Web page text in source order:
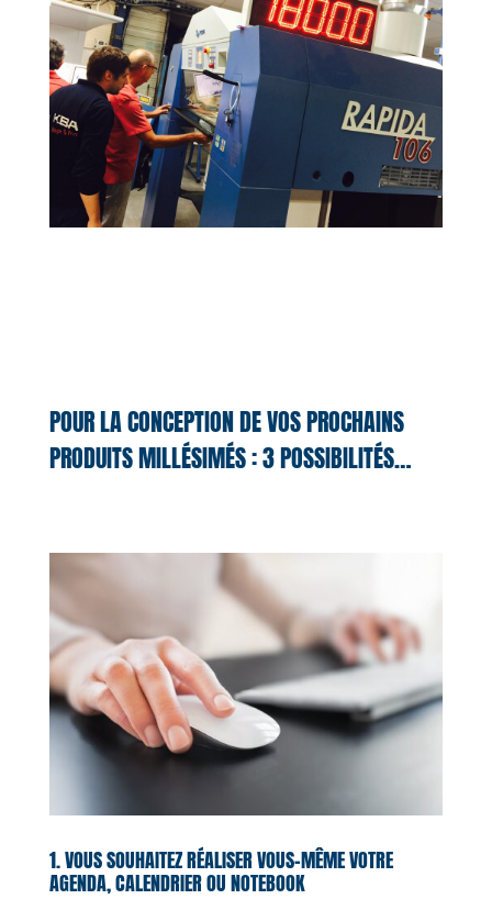
POUR LA CONCEPTION DE VOS PROCHAINS
PRODUITS MILLÉSIMÉS : 3 POSSIBILITÉS…
1. VOUS SOUHAITEZ RÉALISER VOUS-MÊME VOTRE
AGENDA, CALENDRIER OU NOTEBOOK